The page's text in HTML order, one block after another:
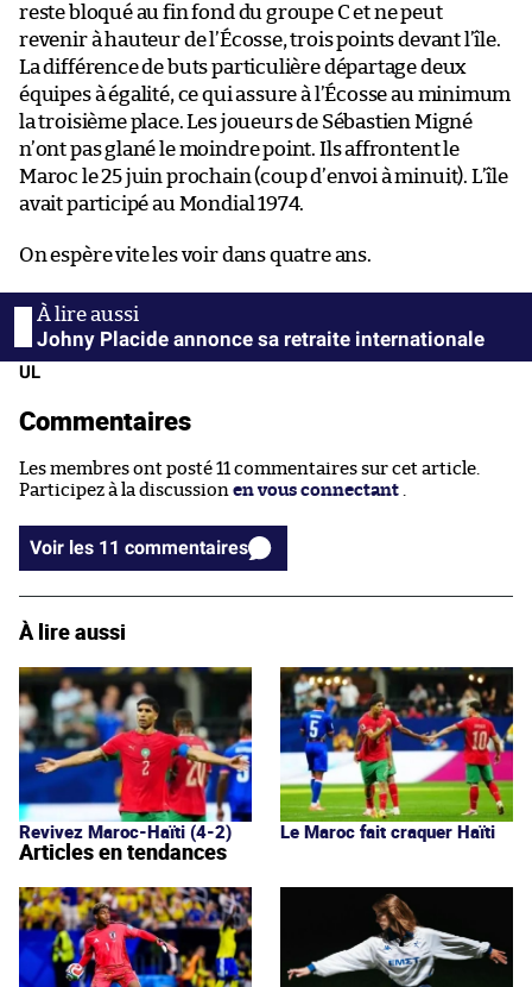
reste bloqué au fin fond du groupe C et ne peut
revenir à hauteur de l’Écosse, trois points devant l’île.
La différence de buts particulière départage deux
équipes à égalité, ce qui assure à l’Écosse au minimum
la troisième place. Les joueurs de Sébastien Migné
n’ont pas glané le moindre point. Ils affrontent le
Maroc le 25 juin prochain (coup d’envoi à minuit). L’île
avait participé au Mondial 1974.
On espère vite les voir dans quatre ans.
Johny Placide annonce sa retraite internationale
UL
Commentaires
Les membres ont posté 11 commentaires sur cet article.
Participez à la discussion en vous connectant
Voir les 11 commentaires
À lire aussi
Revivez Maroc-Haïti (4-2) Le Maroc fait craquer Haïti
Articles en tendances